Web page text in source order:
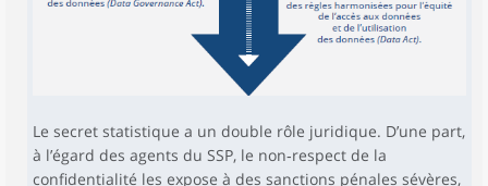
Le secret statistique a un double rôle juridique. D’une part,
à l’égard des agents du SSP, le non‑respect de la
confidentialité les expose à des sanctions pénales sévères,